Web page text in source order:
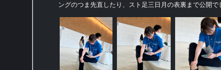
ングのつま先直したり、スト足三日月の表裏まで公開で